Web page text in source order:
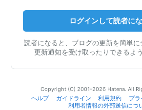
ログインして読者に
読者になると、ブログの更新を簡単に
更新通知を受け取ったりできるよ
Copyright (C) 2001-2026 Hatena. All
ヘルプ
ガイドライン 利用規約
プラ
利用者情報の外部送信につ